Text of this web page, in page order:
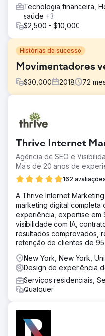
Tecnologia financeira,
saúde +3
$2,500 - $10,000
Histórias de sucesso
Movimentadores
$30,000 2018 72
A Verified Movers
line para ajudar os
existente tinha baixo
rejeição, impactando sua
Solução
Projetamos um site
objetivos do cliente. Isso
navegação amigável e
aumentar a interação e a
Resultado
O novo site Verified
usuário. Posicionado
se uma fonte de
empresas de mudanças
Thrive Internet
Agência de SEO e
Mais de 20 anos de
162 avaliações
A Thrive Internet
marketing digital completa
experiência, expertise em
visibilidade com IA,
resultados comprovados,
retenção de clientes de
New York, New York,
Design de experiência
Serviços residenciais,
Qualquer